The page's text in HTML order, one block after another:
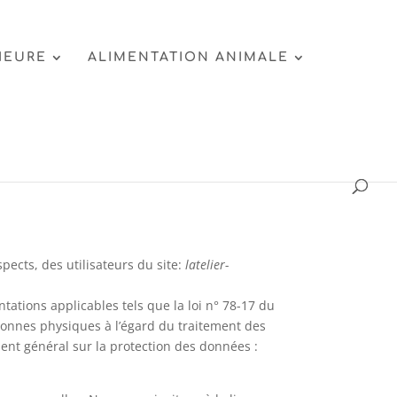
ALIMENTATION ANIMALE
des utilisateurs du site:latelier-
applicables tels que la loi n° 78-17 du
physiques à l’égard du traitement des
général sur la protection des données :